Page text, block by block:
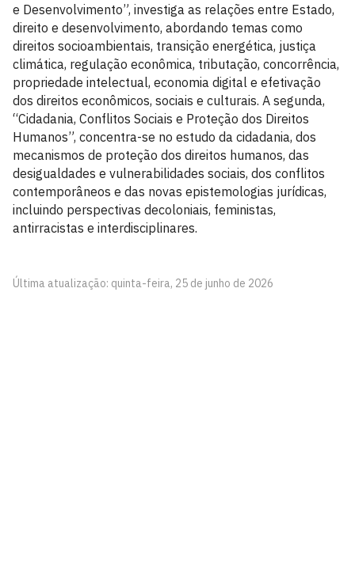
e Desenvolvimento”, investiga as relações entre Estado,
direito e desenvolvimento, abordando temas como
direitos socioambientais, transição energética, justiça
climática, regulação econômica, tributação, concorrência,
propriedade intelectual, economia digital e efetivação
dos direitos econômicos, sociais e culturais. A segunda,
“Cidadania, Conflitos Sociais e Proteção dos Direitos
Humanos”, concentra-se no estudo da cidadania, dos
mecanismos de proteção dos direitos humanos, das
desigualdades e vulnerabilidades sociais, dos conflitos
contemporâneos e das novas epistemologias jurídicas,
incluindo perspectivas decoloniais, feministas,
antirracistas e interdisciplinares.
Última atualização: quinta-feira, 25 de junho de 2026